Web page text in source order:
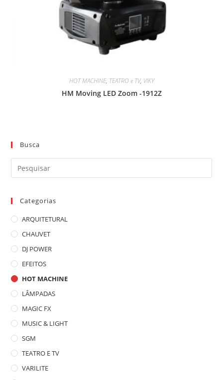
HOT MACHINE, TEATRO e TV, VIKY
HM Moving LED Zoom -1912Z
Busca
a
Categorias
ARQUITETURAL
CHAUVET
DJ POWER
EFEITOS
HOT MACHINE
LÂMPADAS
MAGIC FX
MUSIC & LIGHT
SGM
TEATRO E TV
VARILITE